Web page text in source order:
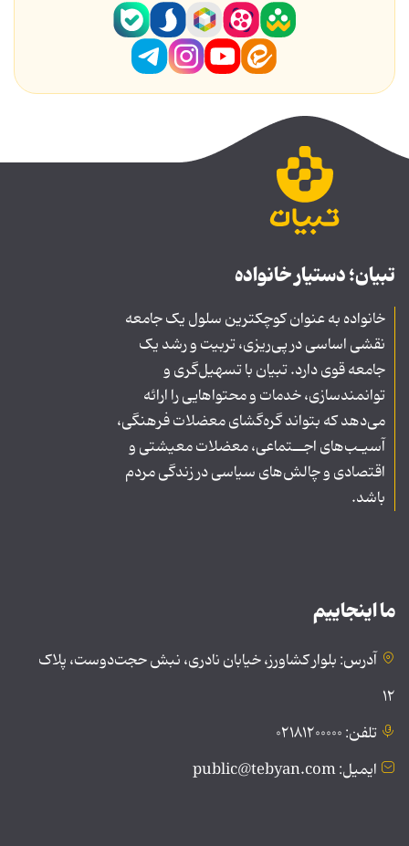
تبیان؛ دستیار خانواده
خانواده به عنوان کوچکترین سلول یک جامعه
نقشی اساسی در پی‌ریزی، تربیت و رشد یک
جامعه قوی دارد. تبیان با تسهیل‌گری و
توانمندسازی، خدمات و محتواهایی را ارائه
می‌دهد که بتواند گره‌گشای معضلات فرهنگی،
آسیـب‌های اجــتماعی، معضلات معیشتی و
اقتصادی و چالش‌های سیاسی در زندگی مردم
باشد.
ما اینجاییم
آدرس: بلوار کشاورز، خیابان نادری، نبش حجت‌دوست، پلاک
۱۲
تلفن: ۰۲۱۸۱۲۰۰۰۰۰
ایمیل: public@tebyan.com